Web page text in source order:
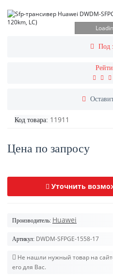
Под
Код товара: 11911
Цена по запросу
Уточнить
Производитель: Huawei
Артикул: DWDM-SFPGE-1558-17
Не нашли нужный товар на
его для Вас.